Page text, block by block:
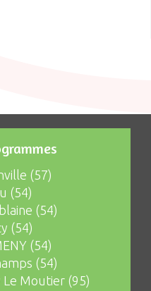
(57)
(54)
(54)
(54)
(54)
(54)
Le Moutier (95)